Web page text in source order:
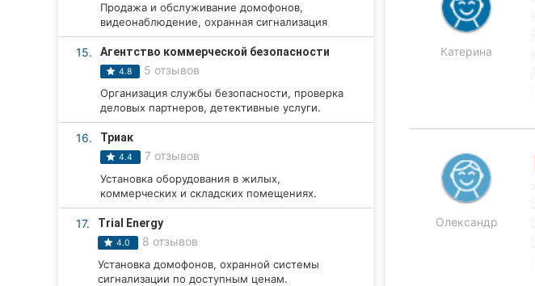
Продажа и обслуживание домофонов,
видеонаблюдение, охранная сигнализация
15. Агентство коммерческой безопасности
4.8 5 отзывов
Организация службы безопасности, проверка
деловых партнеров, детективные услуги.
16. Триак
4.4 7 отзывов
Установка оборудования в жилых,
коммерческих и складских помещениях.
17. Trial Energy
4.0 8 отзывов
Установка домофонов, охранной системы
сигнализации по доступным ценам.
Катерина
Олександр